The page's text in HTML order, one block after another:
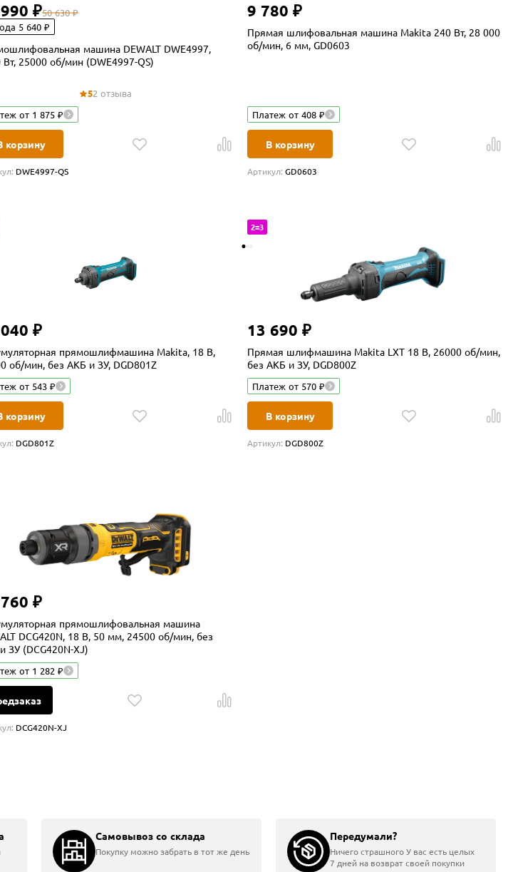
₽50 630 ₽
5 640 ₽
машина DEWALT DWE4997,
Вт, 25000 об/мин (DWE4997-QS)
52 отзыва
от 1 875 ₽
корзину
DWE4997-QS
9 780 ₽
Прямая шлифовальная машина Makita 240 Вт, 28 000
об/мин, 6 мм, GD0603
Платеж от 408 ₽
В корзину
Артикул: GD0603
₽
прямошлифмашина Makita, 18 В,
об/мин, без АКБ и ЗУ, DGD801Z
от 543 ₽
корзину
DGD801Z
2=3
13 690 ₽
Прямая шлифмашина Makita LXT 18 В, 26000 об/мин,
без АКБ и ЗУ, DGD800Z
Платеж от 570 ₽
В корзину
Артикул: DGD800Z
₽
прямошлифовальная машина
DCG420N, 18 В, 50 мм, 24500 об/мин, без
ЗУ (DCG420N-XJ)
от 1 282 ₽
DCG420N-XJ
Самовывоз со склада
Покупку можно забрать в тот же день
Передумали?
Ничего страшного У вас есть целых
7 дней на возврат своей покупки